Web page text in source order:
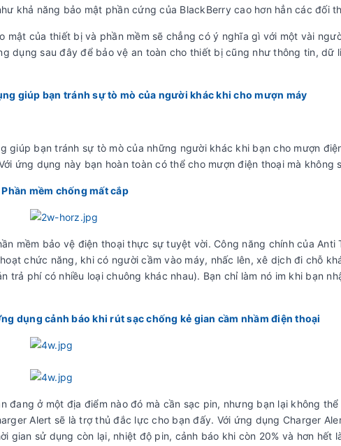
khả năng bảo mật phần cứng của BlackBerry cao hơn hẳn các đối
mật của thiết bị và phần mềm sẽ chẳng có ý nghĩa gì với một vài
dụng sau đây để bảo vệ an toàn cho thiết bị cũng như thông tin, dữ
giúp bạn tránh sự tò mò của người khác khi cho mượn máy
giúp bạn tránh sự tò mò của những người khác khi bạn cho mượn
ứng dụng này bạn hoàn toàn có thể cho mượn điện thoại mà không
mềm chống mất cắp
mềm bảo vệ điện thoại thực sự tuyệt vời. Công năng chính của Anti
chức năng, khi có người cầm vào máy, nhấc lên, xê dịch đi chỗ
trả phí có nhiều loại chuông khác nhau). Bạn chỉ làm nó im khi bạn
dụng cảnh báo khi rút sạc chống kẻ gian cầm nhầm điện thoại
đang ở một địa điểm nào đó mà cần sạc pin, nhưng bạn lại không
Alert sẽ là trợ thủ đắc lực cho bạn đấy. Với ứng dụng Charger
gian sử dụng còn lại, nhiệt độ pin, cảnh báo khi còn 20% và hơn hết